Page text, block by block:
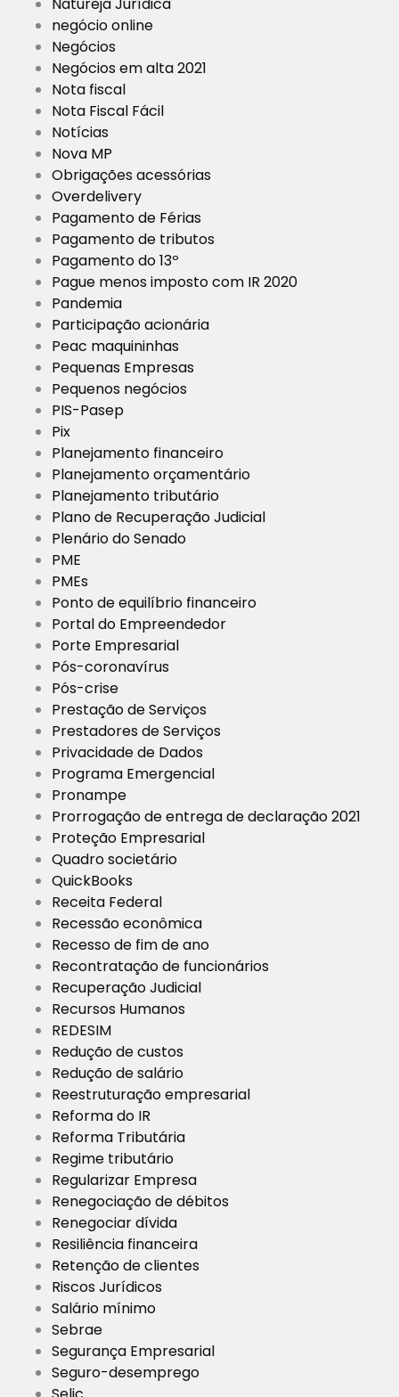
negócio online
Negócios
Negócios em alta 2021
Nota fiscal
Nota Fiscal Fácil
Notícias
Nova MP
Obrigações acessórias
Overdelivery
Pagamento de Férias
Pagamento de tributos
Pagamento do 13º
Pague menos imposto com IR 2020
Pandemia
Participação acionária
Peac maquininhas
Pequenas Empresas
Pequenos negócios
PIS-Pasep
Pix
Planejamento financeiro
Planejamento orçamentário
Planejamento tributário
Plano de Recuperação Judicial
Plenário do Senado
PME
PMEs
Ponto de equilíbrio financeiro
Portal do Empreendedor
Porte Empresarial
Pós-coronavírus
Pós-crise
Prestação de Serviços
Prestadores de Serviços
Privacidade de Dados
Programa Emergencial
Pronampe
Prorrogação de entrega de declaração 2021
Proteção Empresarial
Quadro societário
QuickBooks
Receita Federal
Recessão econômica
Recesso de fim de ano
Recontratação de funcionários
Recuperação Judicial
Recursos Humanos
REDESIM
Redução de custos
Redução de salário
Reestruturação empresarial
Reforma do IR
Reforma Tributária
Regime tributário
Regularizar Empresa
Renegociação de débitos
Renegociar dívida
Resiliência financeira
Retenção de clientes
Riscos Jurídicos
Salário mínimo
Sebrae
Segurança Empresarial
Seguro-desemprego